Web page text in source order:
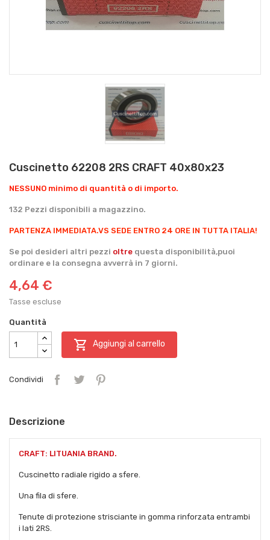
Cuscinetto 62208 2RS CRAFT 40x80x23
NESSUNO minimo di quantità o di importo.
132 Pezzi disponibili a magazzino.
PARTENZA IMMEDIATA.VS SEDE ENTRO 24 ORE IN TUTTA ITALIA!
Se poi desideri altri pezzi oltre questa disponibilità,puoi
ordinare e la consegna avverrà in 7 giorni.
4,64 €
Tasse escluse
Quantità
 Aggiungi al carrello
Condividi
Descrizione
CRAFT: LITUANIA BRAND.
Cuscinetto radiale rigido a sfere.
Una fila di sfere.
Tenute di protezione strisciante in gomma rinforzata entrambi
i lati 2RS.